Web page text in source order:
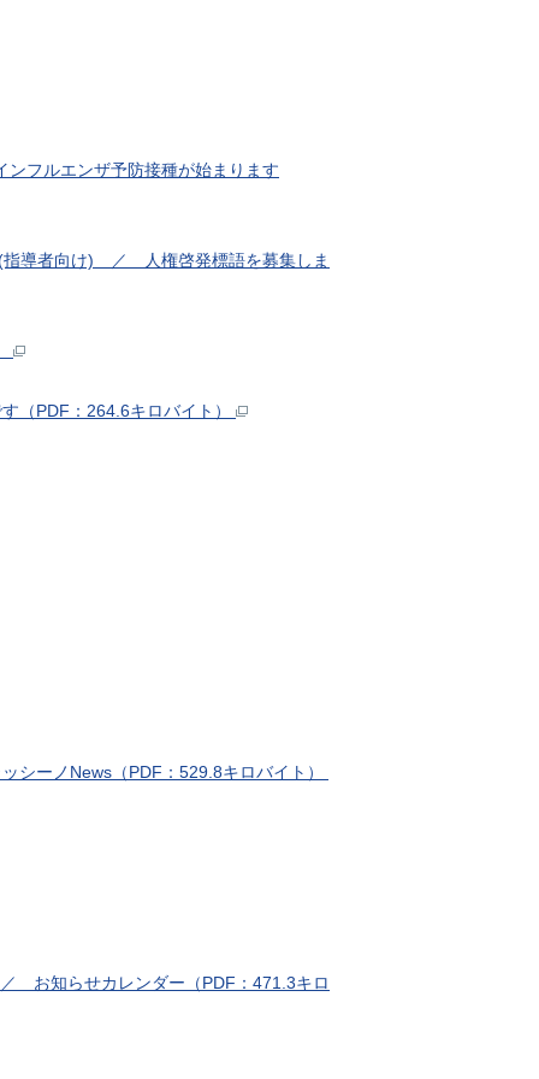
フルエンザ予防接種が始まります
導者向け) ／ 人権啓発標語を募集しま
PDF：264.6キロバイト）
ノNews（PDF：529.8キロバイト）
らせカレンダー（PDF：471.3キロ